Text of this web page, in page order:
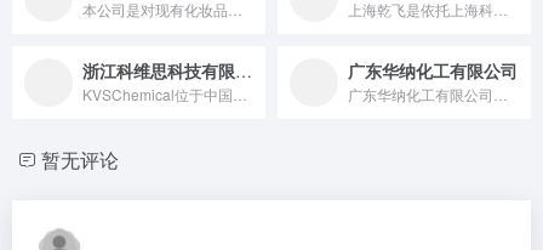
浙江科维思科技有限公司 广东华纳化工有限公司
暂无评论